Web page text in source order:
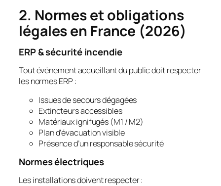
2. Normes et obligations
légales en France (2026)
ERP & sécurité incendie
Tout événement accueillant du public doit respecter
les normes ERP :
Issues de secours dégagées
Extincteurs accessibles
Matériaux ignifugés (M1 / M2)
Plan d’évacuation visible
Présence d’un responsable sécurité
Normes électriques
Les installations doivent respecter :